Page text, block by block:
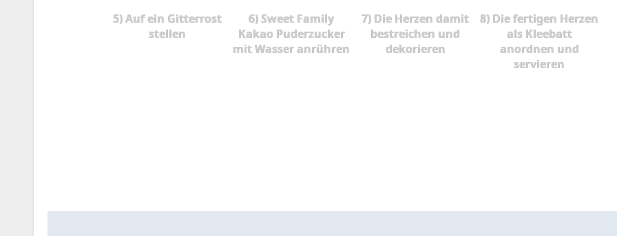
5) Auf ein Gitterrost
stellen
6) Sweet Family
Kakao Puderzucker
mit Wasser anrühren
7) Die Herzen damit
bestreichen und
dekorieren
8) Die fertigen Herzen
als Kleebatt
anordnen und
servieren